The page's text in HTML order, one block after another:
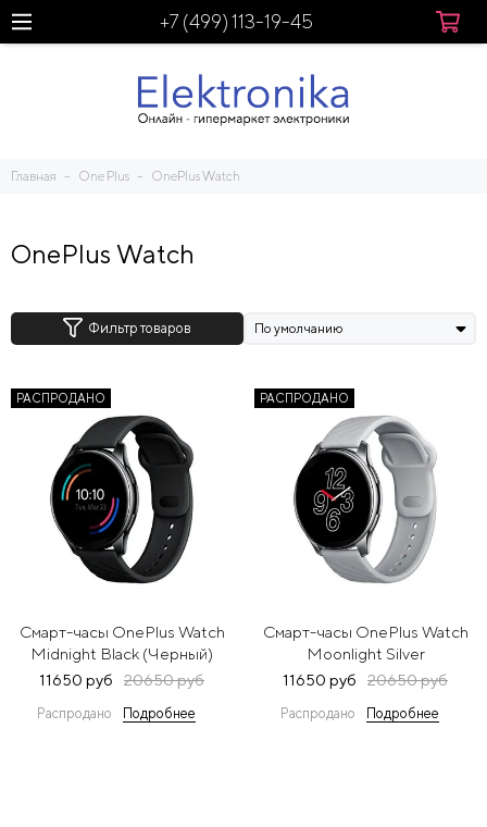
+7 (499) 113-19-45
Главная One Plus OnePlus Watch
OnePlus Watch
Фильтр товаров
РАСПРОДАНО
Смарт-часы OnePlus Watch
Midnight Black (Черный)
11650 руб
20650 руб
Распродано Подробнее
РАСПРОДАНО
Смарт-часы OnePlus Watch
Moonlight Silver
(Серебристый)
11650 руб 20650 руб
Распродано Подробнее